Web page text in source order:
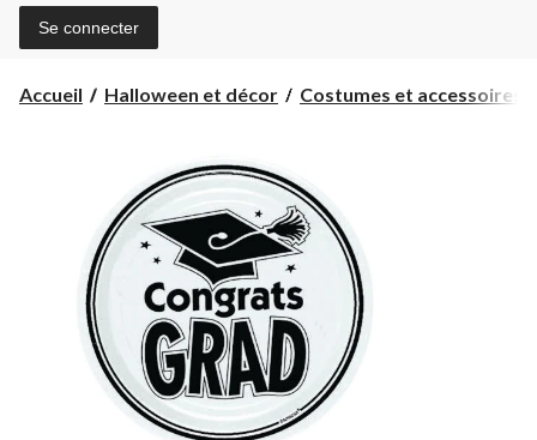
Se connecter
Accueil Halloween et décor Costumes et accessoires